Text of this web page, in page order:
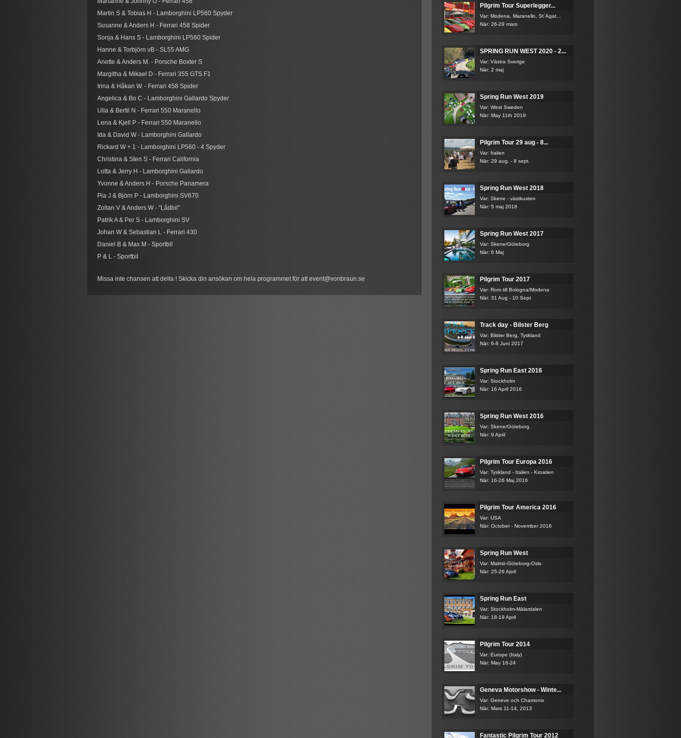
​​Martin S & Tobias H - Lamborghini LP560 Spyder
​​Susanne & Anders H - Ferrari 458 Spider
​​Sonja & Hans S - Lamborghini LP560 Spider
​​Hanne & Torbjörn vB - SL55 AMG
​​Anette & Anders M. - Porsche Boxter S
​Margitha & Mikael D - Ferrari 355 GTS F1
​​Irina & Håkan W. - Ferrari 458 Spider
​​Angelica & Bo C - Lamborghini Gallardo Spyder
​​Ulla & Bertil N - Ferrari 550 Maranello
​​Lena & Kjell P - Ferrari 550 Maranello
​​Ida & David W - Lamborghini Gallardo
Rickard W + 1 - Lamborghini LP560 - 4 Spyder
​​Christina & Sten S - Ferrari California
​​Lotta & Jerry H - Lamborghini Gallardo
Yvonne & Anders H - Porsche Panamera
Pia J & Björn P - Lamborghini SV670
Zoltan V & Anders W - "Lådbil"
Patrik A & Per S - Lamborghini SV
Johan W & Sebastian L - Ferrari 430
Daniel B & Max M - Sportbil
P & L - Sportbil
Missa inte chansen att delta ! Skicka din ansökan om hela programmet för att event@vonbraun.se
Pilgrim Tour Superlegger...
Var: Modena, Maranello, St´Agat...
När: 26-29 mars
SPRING RUN WEST 2020 - 2...
Var: Västra Sverige
När: 2 maj
Spring Run West 2019
Var: West Sweden
När: May 11th 2019
Pilgrim Tour 29 aug - 8...
Var: Italien
När: 29 aug. - 8 sept.
Spring Run West 2018
Var: Skene - västkusten
När: 5 maj 2018
Spring Run West 2017
Var: Skene/Göteborg
När: 6 Maj
Pilgrim Tour 2017
Var: Rom till Bologna/Modena
När: 31 Aug - 10 Sept
Track day - Bilster Berg
Var: Bilster Berg, Tyskland
När: 6-8 Juni 2017
Spring Run East 2016
Var: Stockholm
När: 16 April 2016
Spring Run West 2016
Var: Skene/Göteborg
När: 9 April
Pilgrim Tour Europa 2016
Var: Tyskland - Italien - Kroatien
När: 16-26 Maj 2016
Pilgrim Tour America 2016
Var: USA
När: October - November 2016
Spring Run West
Var: Malmö-Göteborg-Oslo
När: 25-26 April
Spring Run East
Var: Stockholm-Mälardalen
När: 18-19 April
Pilgrim Tour 2014
Var: Europe (Italy)
När: May 16-24
Geneva Motorshow - Winte...
Var: Geneve och Chamonix
När: Mars 11-14, 2013
Fantastic Pilgrim Tour 2012